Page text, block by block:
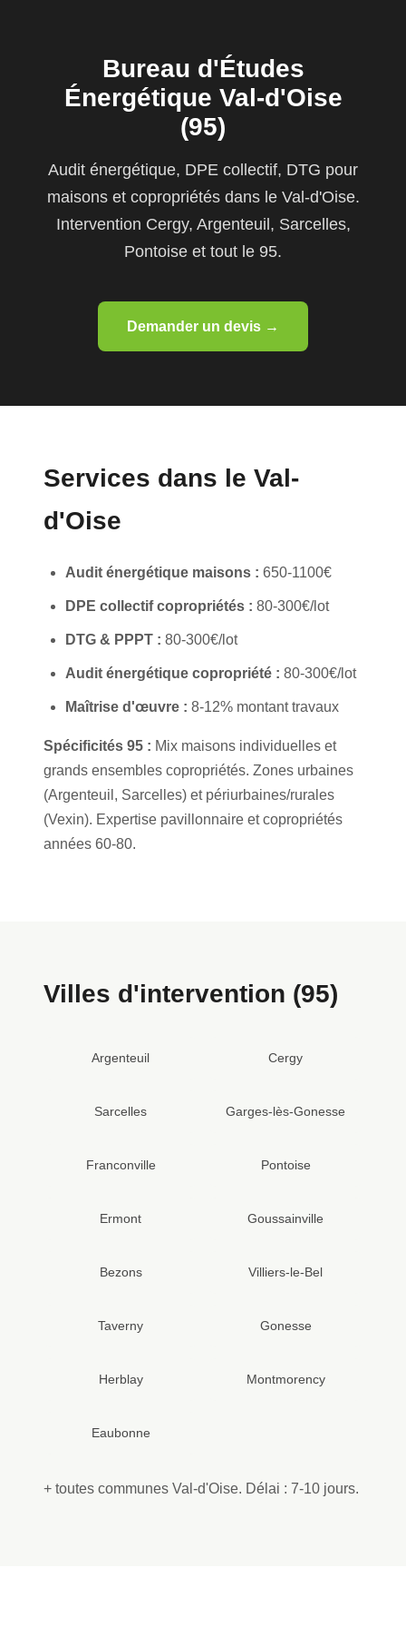
Bureau d'Études
Énergétique Val-d'Oise
(95)
Audit énergétique, DPE collectif, DTG pour
maisons et copropriétés dans le Val-d'Oise.
Intervention Cergy, Argenteuil, Sarcelles,
Pontoise et tout le 95.
Demander un devis →
Services dans le Val-
d'Oise
Audit énergétique maisons : 650-1100€
DPE collectif copropriétés : 80-300€/lot
DTG & PPPT : 80-300€/lot
Audit énergétique copropriété : 80-300€/lot
Maîtrise d'œuvre : 8-12% montant travaux
Spécificités 95 : Mix maisons individuelles et
grands ensembles copropriétés. Zones urbaines
(Argenteuil, Sarcelles) et périurbaines/rurales
(Vexin). Expertise pavillonnaire et copropriétés
années 60-80.
Villes d'intervention (95)
Argenteuil Cergy
Sarcelles Garges-lès-Gonesse
Franconville Pontoise
Ermont Goussainville
Bezons Villiers-le-Bel
Taverny Gonesse
Herblay Montmorency
Eaubonne
+ toutes communes Val-d'Oise. Délai : 7-10 jours.